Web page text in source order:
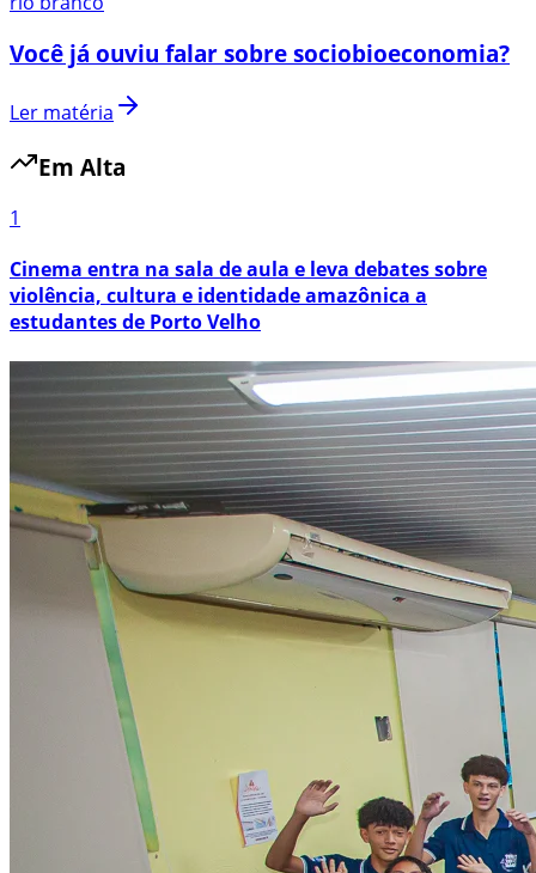
Você já ouviu falar sobre sociobioeconomia?
Ler matéria
Em Alta
1
Cinema entra na sala de aula e leva debates sobre
violência, cultura e identidade amazônica a
estudantes de Porto Velho